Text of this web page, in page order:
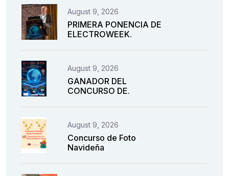
August 9, 2026
PRIMERA PONENCIA DE
ELECTROWEEK.
August 9, 2026
GANADOR DEL
CONCURSO DE.
August 9, 2026
Concurso de Foto
Navideña